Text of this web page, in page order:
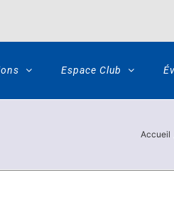
Espace Club
Accueil